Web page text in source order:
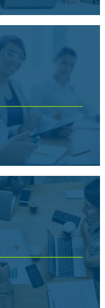
porque nos eligen
con las que